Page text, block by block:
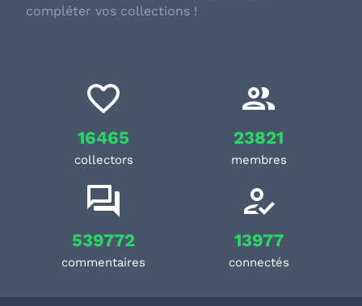
compléter vos collections !
16465
collectors
23821
membres
539772
commentaires
13977
connectés